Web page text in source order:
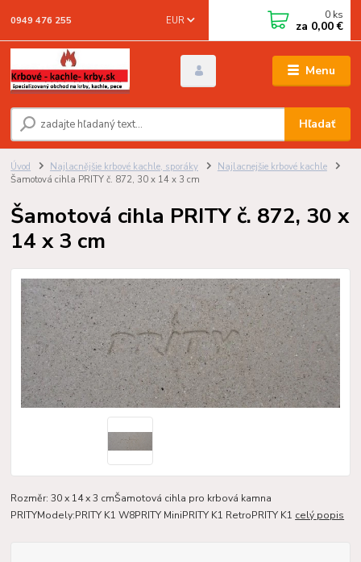
Menu
EUR
Hľadať
0949 476 255 0 ks
za 0,00 €
Úvod Najlacnějšie krbové kachle, sporáky
Najlacnejšie krbové kachle
Šamotová cihla PRITY č. 872, 30 x 14 x 3 cm
Šamotová cihla PRITY č. 872, 30 x
14 x 3 cm
Rozměr: 30 x 14 x 3 cmŠamotová cihla pro krbová kamna
PRITYModely:PRITY K1 W8PRITY MiniPRITY K1 RetroPRITY K1 celý popis